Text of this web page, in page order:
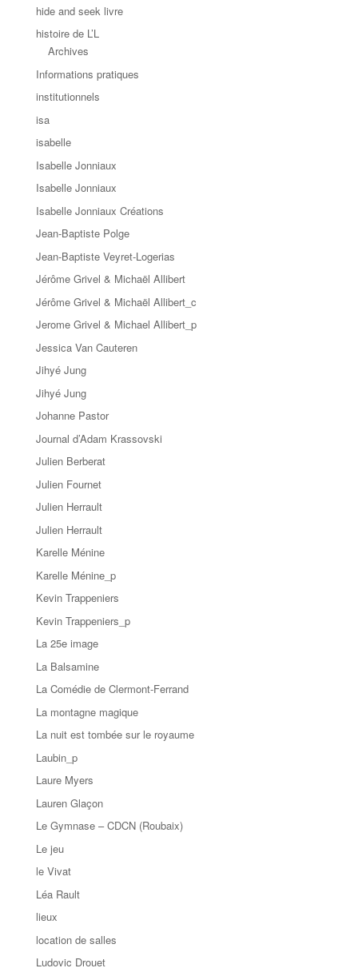
hide and seek livre
histoire de L’L
Archives
Informations pratiques
institutionnels
isa
isabelle
Isabelle Jonniaux
Isabelle Jonniaux
Isabelle Jonniaux Créations
Jean-Baptiste Polge
Jean-Baptiste Veyret-Logerias
Jérôme Grivel & Michaël Allibert
Jérôme Grivel & Michaël Allibert_c
Jerome Grivel & Michael Allibert_p
Jessica Van Cauteren
Jihyé Jung
Jihyé Jung
Johanne Pastor
Journal d’Adam Krassovski
Julien Berberat
Julien Fournet
Julien Herrault
Julien Herrault
Karelle Ménine
Karelle Ménine_p
Kevin Trappeniers
Kevin Trappeniers_p
La 25e image
La Balsamine
La Comédie de Clermont-Ferrand
La montagne magique
La nuit est tombée sur le royaume
Laubin_p
Laure Myers
Lauren Glaçon
Le Gymnase – CDCN (Roubaix)
Le jeu
le Vivat
Léa Rault
lieux
location de salles
Ludovic Drouet